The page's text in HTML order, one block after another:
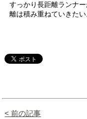
すっかり長距離ランナ
離は積み重ねていきたい
< 前の記事